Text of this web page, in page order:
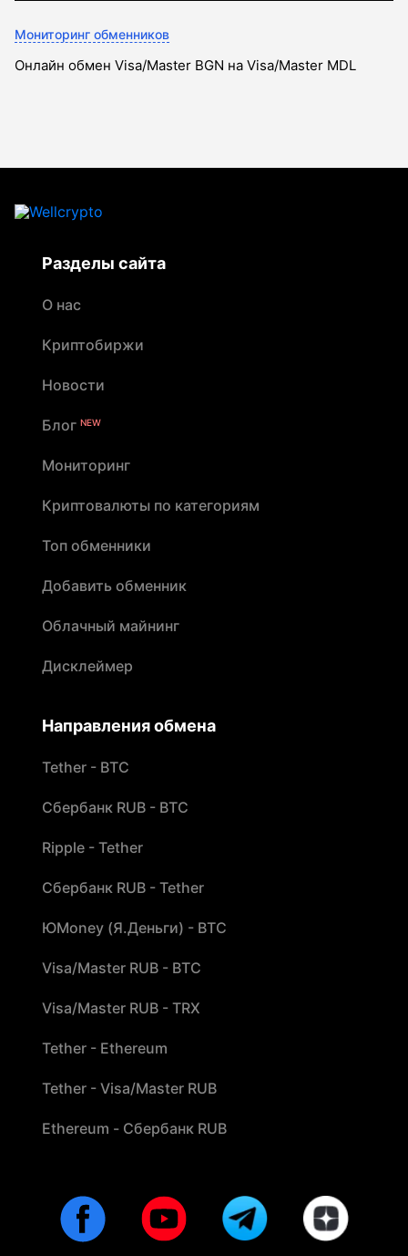
Мониторинг обменников
Онлайн обмен Visa/Master BGN на Visa/Master MDL
Разделы сайта
О нас
Криптобиржи
Новости
Блог NEW
Мониторинг
Криптовалюты по категориям
Топ обменники
Добавить обменник
Облачный майнинг
Дисклеймер
Направления обмена
Tether - BTC
Сбербанк RUB - BTC
Ripple - Tether
Сбербанк RUB - Tether
ЮMoney (Я.Деньги) - BTC
Visa/Master RUB - BTC
Visa/Master RUB - TRX
Tether - Ethereum
Tether - Visa/Master RUB
Ethereum - Сбербанк RUB